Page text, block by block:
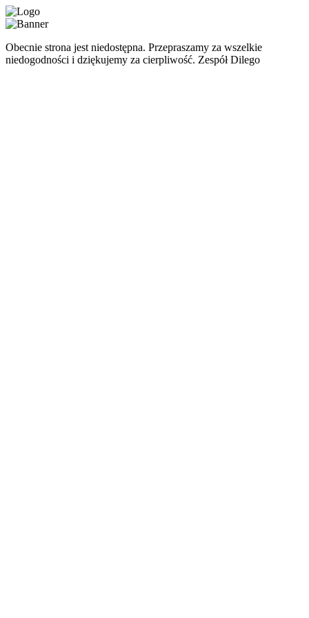
Obecnie strona jest niedostępna. Przepraszamy za wszelkie
niedogodności i dziękujemy za cierpliwość. Zespół Dilego